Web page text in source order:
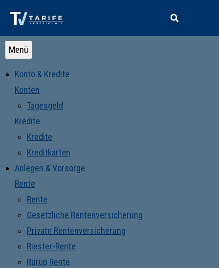
Menü
Konto & Kredite
Konten
Tagesgeld
Kredite
Kredite
Kreditkarten
Anlegen & Vorsorge
Rente
Rente
Gesetzliche Rentenversicherung
Private Rentenversicherung
Riester-Rente
Rürup Rente